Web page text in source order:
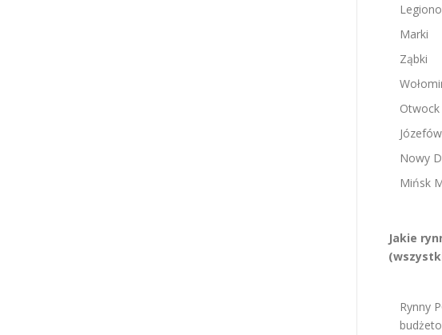
Marki
Ząbki
Otwock
Józefów
Nowy
Mińsk
Jakie
Rynny